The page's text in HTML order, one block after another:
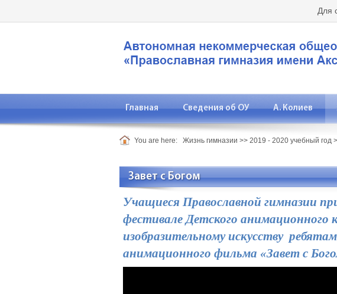
Для
Главная Сведения об ОУ А. Колиев
You are here: Жизнь гимназии >> 2019 - 2020 учебный год
Завет с Богом
Учащиеся Православной гимназии
фестивале Детского
изобразительному искусству
анимационного фильма «Завет с